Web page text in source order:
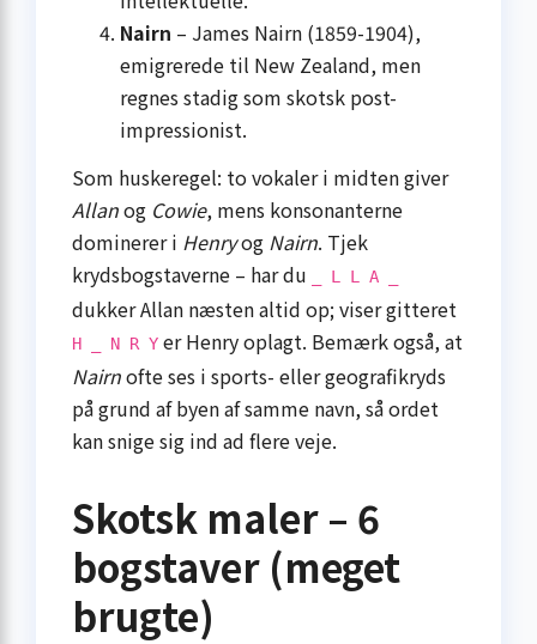
Nairn – James Nairn (1859-1904),
emigrerede til New Zealand, men
regnes stadig som skotsk post-
impressionist.
Som huskeregel: to vokaler i midten giver
Allanog Cowie, mens konsonanterne
dominerer i Henryog Nairn. Tjek
krydsbogstaverne – har du
_ L L A _
dukker Allan næsten altid op; viser gitteret
H _ N R Y er Henry oplagt. Bemærk også, at
Nairnofte ses i sports- eller geografikryds
på grund af byen af samme navn, så ordet
kan snige sig ind ad flere veje.
Skotsk maler – 6
bogstaver (meget
brugte)